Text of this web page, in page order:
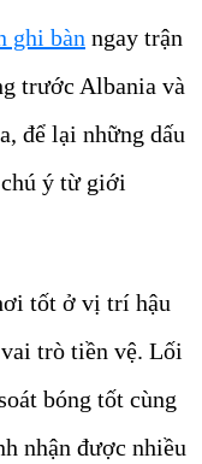
ghi bàn ngay trận
trước Albania và
để lại những dấu
ý từ giới
tốt ở vị trí hậu
trò tiền vệ. Lối
bóng tốt cùng
nhận được nhiều